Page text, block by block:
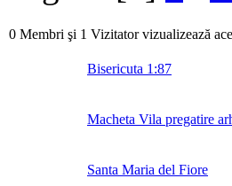
0 Membri şi 1 Vizitator vizualizează
Bisericuta 1:87
Macheta Vila pregatire
Santa Maria del Fiore